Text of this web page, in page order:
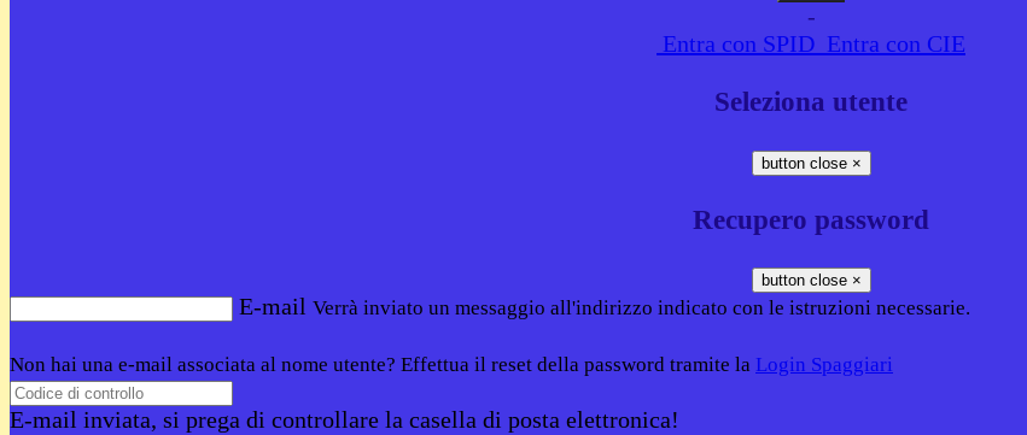
-
Entra con SPID Entra con CIE
Seleziona utente
button close ×
Recupero password
button close ×
E-mail Verrà inviato un messaggio all'indirizzo indicato con le istruzioni necessarie.
Non hai una e-mail associata al nome utente? Effettua il reset della password tramite la Login Spaggiari
E-mail inviata, si prega di controllare la casella di posta elettronica!